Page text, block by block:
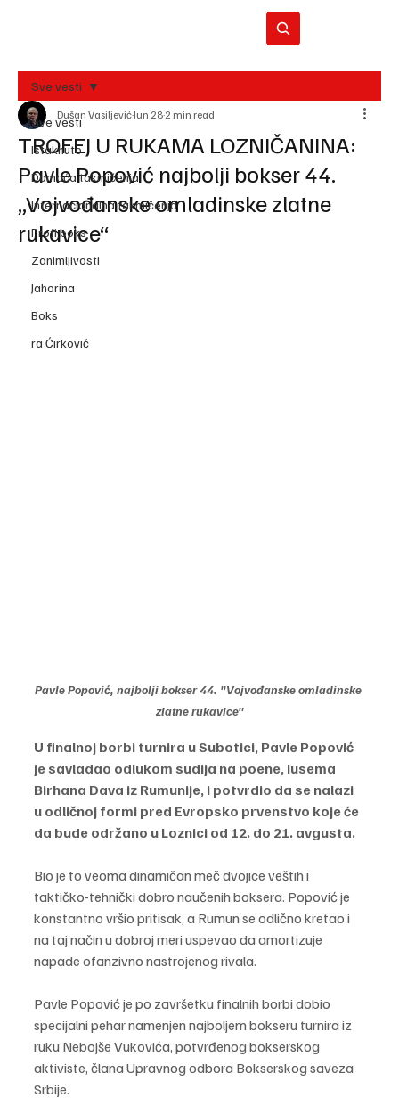
REC
Sve vesti
Istaknuto
Domaća takmičenja
Internacionalna takmičenja
Profi boks
Zanimljivosti
Jahorina
Boks
ra Ćirković
Sve vesti
TROFEJ U RUKAMA LOZNIČANINA:
Pavle Popović najbolji bokser 44.
„Vojvođanske omladinske zlatne
rukavice“
Dušan VasiljevićJun 28 2 min read
Pavle Popović, najbolji bokser 44. "Vojvođanske omladinske
zlatne rukavice"
U finalnoj borbi turnira u Subotici, Pavle Popović
je savladao odlukom sudija na poene, Iusema
Birhana Dava iz Rumunije, i potvrdio da se nalazi
u odličnoj formi pred Evropsko prvenstvo koje će
da bude održano u Loznici od 12. do 21. avgusta.
Bio je to veoma dinamičan meč dvojice veštih i
taktičko-tehnički dobro naučenih boksera. Popović je
konstantno vršio pritisak, a Rumun se odlično kretao i
na taj način u dobroj meri uspevao da amortizuje
napade ofanzivno nastrojenog rivala.
Pavle Popović je po završetku finalnih borbi dobio
specijalni pehar namenjen najboljem bokseru turnira iz
ruku Nebojše Vukovića, potvrđenog bokserskog
aktiviste, člana Upravnog odbora Bokserskog saveza
Srbije.